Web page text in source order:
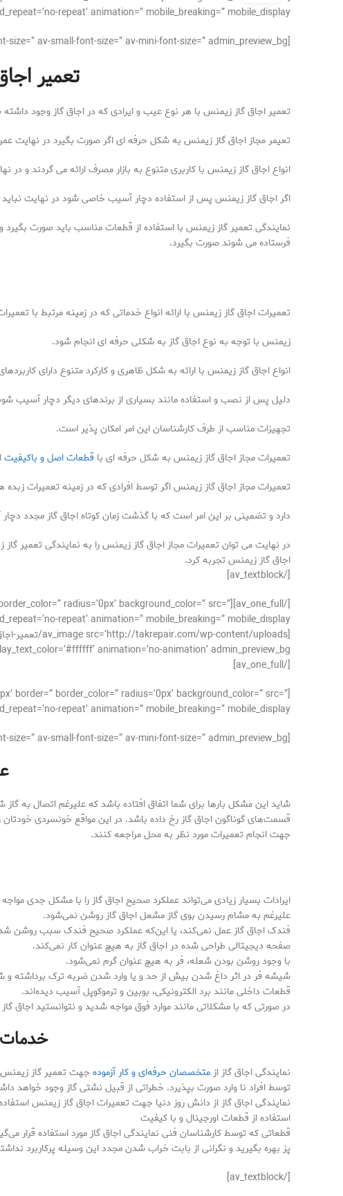
repeat’ animation=” mobile_breaking=” mobile_display=”]
[av_textblock size=’15’ font_color=” color=” av-medium-font-size=” av-small-font-size=” av-mini-font-size=” admin_preview_bg=”]
تعمیر
تعمیر اجاق گاز زیمنس با هر نوع عیب و ایرادی که در اجاق گاز وجود
تعیمر مجاز اجاق گاز زیمنس به شکل حرفه ای اگر صورت بگیرد در نهایت
انواع اجاق گاز زیمنس با کاربری متنوع به بازار مصرف ارائه می گردند و
اگر اجاق گاز زیمنس پس از استفاده دچار آسیب خاصی شود در نهایت
نمایندگی تعمیر گاز زیمنس با استفاده از قطعات مناسب باید صورت بگیرد
فرستاده می شوند صورت بگیرد.
تعمیرات اجاق گاز زیمنس با ارائه انواع خدماتی که در زمینه مرتبط با
زیمنس با توجه به نوع اجاق گاز به شکلی حرفه ای انجام شود.
انواع اجاق گاز زیمنس با ارائه به شکل ظاهری و کارکرد متنوع دارای
دلیل پس از نصب و استفاده مانند بسیاری از برندهای دیگر دچار آسیب شوند
تجهیزات مناسب از طرف کارشناسان این امر امکان پذیر است.
تعمیرات مجاز اجاق گاز زیمنس به شکل حرفه ای با قطعات اصل و باکیفیت
تعمیرات مجاز اجاق گاز زیمنس اگر توسط افرادی که در زمینه تعمیرات
دارد و تضمینی بر این امر است که با گذشت زمان کوتاه اجاق گاز مجدد
در نهایت می توان تعمیرات مجاز اجاق گاز زیمنس را به نمایندگی
اجاق گاز زیمنس تجربه کرد.
[/av_textblock]
border_color=” radius=’0px’ background_color=” src=”
repeat’ animation=” mobile_breaking=” mobile_display=”]
animation=’no-animation’ admin_preview_bg=”][/av_image]
[/av_one_full]
border=” border_color=” radius=’0px’ background_color=” src=”
repeat’ animation=” mobile_breaking=” mobile_display=”]
[av_textblock size=’15’ font_color=” color=” av-medium-font-size=” av-small-font-size=” av-mini-font-size=” admin_preview_bg=”]
شاید این مشکل بارها برای شما اتفاق افتاده باشد که علیرغم اتصال به
قسمت‌های گوناگون اجاق گاز رخ داده باشد. در این مواقع خونسردی
جهت انجام تعمیرات مورد نظر به محل مراجعه کنند.
ایرادات بسیار زیادی می‌تواند عملکرد صحیح اجاق گاز را با مشکل جدی
علیرغم به مشام رسیدن بوی گاز مشعل اجاق گاز روشن نمی‌شود.
فندک اجاق گاز عمل نمی‌کند، یا این‌که عملکرد صحیح فندک سبب روشن
صفحه دیجیتالی طراحی شده در اجاق گاز به هیچ عنوان کار نمی‌کند.
با وجود روشن بودن شعله، فر به هیچ عنوان گرم نمی‌شود.
شیشه فر در اثر داغ شدن بیش از حد و یا وارد شدن ضربه ترک برداشته
قطعات داخلی مانند برد الکترونیکی، بوبین و ترموکوپل آسیب دیده‌اند.
در صورتی که با مشکلاتی مانند موارد فوق مواجه شدید و نتوانستید اجاق
خدمات
نمایندگی اجاق گاز ازمتخصصان حرفه‌ای و کار آزموده جهت تعمیر گاز زیمنس
توسط افراد نا وارد صورت بپذیرد. خطراتی از قبیل نشتی گاز وجود خواهد
نمایندگی اجاق گاز از دانش روز دنیا جهت تعمیرات اجاق گاز زیمنس
استفاده از قطعات اورجینال و با کیفیت
قطعاتی که توسط کارشناسان فنی نمایندگی اجاق گاز مورد استفاده قرار
پز بهره بگیرید و نگرانی از بابت خراب شدن مجدد این وسیله پرکاربرد
[/av_textblock]